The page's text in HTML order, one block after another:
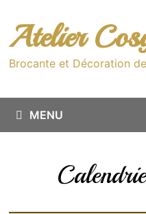
contenu
Atelier
Brocante et Décoration
MENU